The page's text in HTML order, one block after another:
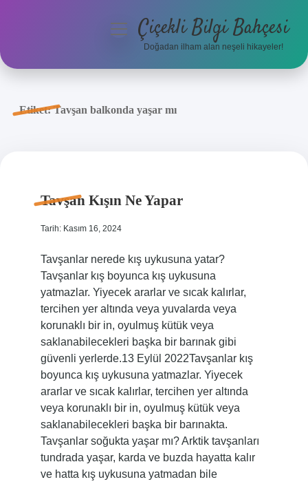
Anasayfa
menüyüÇiçekli Bilgi Bahçesi
Doğadan ilham alan neşeli hikayeler!
Etiket:Tavşan balkonda yaşar mı
Tavşan Kışın Ne Yapar
Tarih: Kasım 16, 2024
Tavşanlar nerede kış uykusuna yatar?
Tavşanlar kış boyunca kış uykusuna
yatmazlar. Yiyecek ararlar ve sıcak kalırlar,
tercihen yer altında veya yuvalarda veya
korunaklı bir in, oyulmuş kütük veya
saklanabilecekleri başka bir barınak gibi
güvenli yerlerde.13 Eylül 2022Tavşanlar kış
boyunca kış uykusuna yatmazlar. Yiyecek
ararlar ve sıcak kalırlar, tercihen yer altında
veya korunaklı bir in, oyulmuş kütük veya
saklanabilecekleri başka bir barınakta.
Tavşanlar soğukta yaşar mı? Arktik tavşanları
tundrada yaşar, karda ve buzda hayatta kalır
ve hatta kış uykusuna yatmadan bile